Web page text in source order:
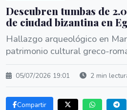
Descubren tumbas de
de ciudad bizantina en
Hallazgo arqueológico en
patrimonio cultural greco-
05/07/2026 19:01 2 min
Compartir